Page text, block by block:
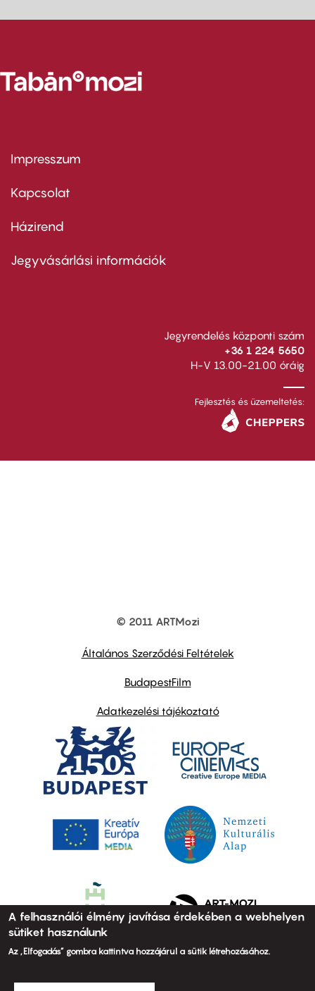
Footer
first
Impresszum
Kapcsolat
Footer
second
Házirend
Jegyvásárlási információk
Jegyrendelés központi szám
+36 1 224 5650
H-V 13.00-21.00 óráig
Fejlesztés és üzemeltetés:
© 2011 ARTMozi
Általános Szerződési Feltételek
BudapestFilm
Adatkezelési tájékoztató
A felhasználói élmény javítása érdekében a webhelyen
sütiket használunk
Az „Elfogadás” gombra kattintva hozzájárul a sütik létrehozásához.